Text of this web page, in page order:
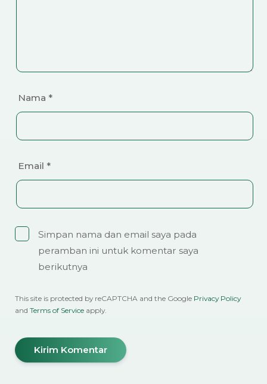
Nama *
Email *
Simpan nama dan email saya pada
peramban ini untuk komentar saya
berikutnya
This site is protected by reCAPTCHA and the Google Privacy Policy
and Terms of Service apply.